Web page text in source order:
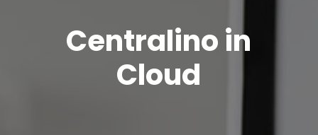
Centralino in
Cloud